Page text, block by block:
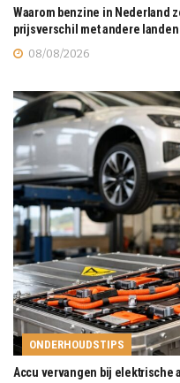
Waarom benzine in Nederland
prijsverschil met andere landen
08/08/2026
ONDERHOUDSTIPS
Accu vervangen bij elektrische